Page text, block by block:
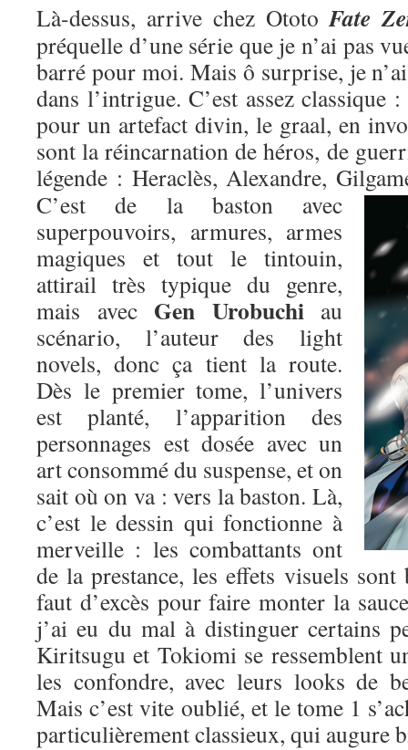
Là-dessus, arrive chez OtotoFate
préquelle d’une série que je n’ai pas
barré pour moi. Mais ô surprise, je
dans l’intrigue. C’est assez classique
pour un artefact divin, le graal, en
sont la réincarnation de héros, de
légende : Heraclès, Alexandre,
C’est de la baston avec
superpouvoirs, armures, armes
magiques et tout le tintouin,
attirail très typique du genre,
mais avec Gen Urobuchiau
scénario, l’auteur des light
novels, donc ça tient la route.
Dès le premier tome, l’univers
est planté, l’apparition des
personnages est dosée avec un
art consommé du suspense, et on
sait où on va : vers la baston. Là,
c’est le dessin qui fonctionne à
merveille : les combattants ont
de la prestance, les effets visuels sont
faut d’excès pour faire monter la
j’ai eu du mal à distinguer certains
Kiritsugu et Tokiomi se ressemblent
les confondre, avec leurs looks de
Mais c’est vite oublié, et le tome 1
particulièrement classieux, qui augure